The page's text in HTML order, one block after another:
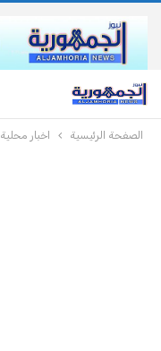
الصفحة الرئيسية اخبار محلية